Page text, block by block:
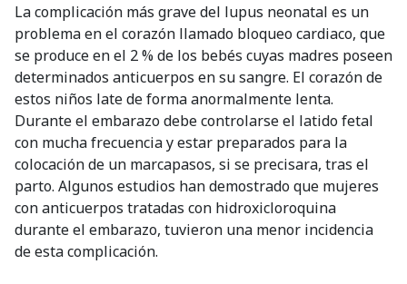
La complicación más grave del lupus neonatal es un
problema en el corazón llamado bloqueo cardiaco, que
se produce en el 2 % de los bebés cuyas madres poseen
determinados anticuerpos en su sangre. El corazón de
estos niños late de forma anormalmente lenta.
Durante el embarazo debe controlarse el latido fetal
con mucha frecuencia y estar preparados para la
colocación de un marcapasos, si se precisara, tras el
parto. Algunos estudios han demostrado que mujeres
con anticuerpos tratadas con hidroxicloroquina
durante el embarazo, tuvieron una menor incidencia
de esta complicación.